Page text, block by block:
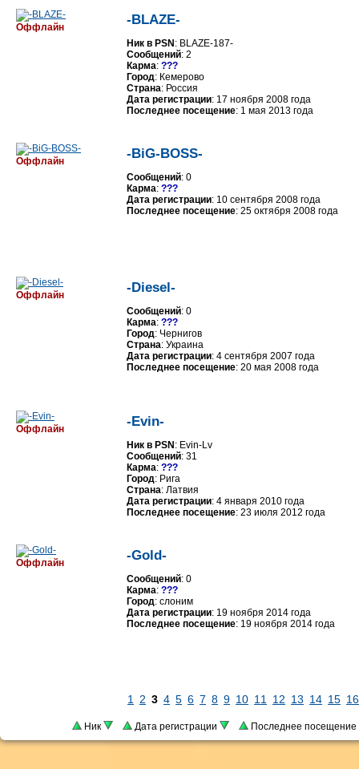
-BLAZE-
Ник в PSN : BLAZE-187-
Сообщений: 2
Карма: ???
Город: Кемерово
Страна: Россия
Дата регистрации: 17 ноября 2008 года
Последнее посещение: 1 мая 2013 года
Оффлайн
-BiG-BOSS-
Сообщений: 0
Карма: ???
Дата регистрации: 10 сентября 2008 года
Последнее посещение: 25 октября 2008 года
Оффлайн
-Diesel-
Сообщений: 0
Карма: ???
Город: Чернигов
Страна: Украина
Дата регистрации: 4 сентября 2007 года
Последнее посещение: 20 мая 2008 года
Оффлайн
-Evin-
Ник в PSN : Evin-Lv
Сообщений: 31
Карма: ???
Город: Рига
Страна: Латвия
Дата регистрации: 4 января 2010 года
Последнее посещение: 23 июля 2012 года
Оффлайн
-Gold-
Сообщений: 0
Карма: ???
Город: слоним
Дата регистрации: 19 ноября 2014 года
Последнее посещение: 19 ноября 2014 года
Оффлайн
1 2 3 4 5 6 7 8 9 10 11 12 13 14 15 16
Ник Дата регистрации Последнее посещение